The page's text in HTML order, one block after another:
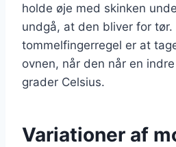
holde øje med skinken
undgå, at den bliver for tør.
tommelfingerregel er at
ovnen, når den når en
grader Celsius.
Variationer af